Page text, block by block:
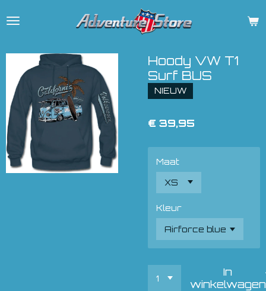
direct
hoofdinhoud
Hoody VW T1
Surf BUS
NIEUW
€ 39,95
Maat
Kleur
In
winkelwagen